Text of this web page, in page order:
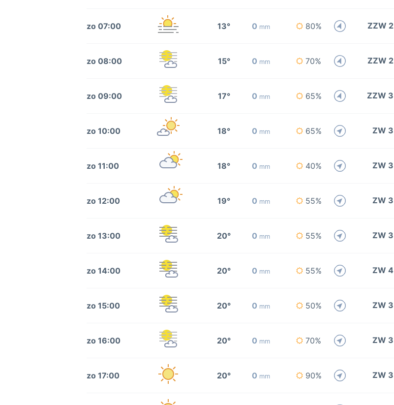
zo 07:00 13° 0 mm 80% ZZW 2
zo 08:00 15° 0 mm 70% ZZW 2
zo 09:00 17° 0 mm 65% ZZW 3
zo 10:00 18° 0 mm 65% ZW 3
zo 11:00 18° 0 mm 40% ZW 3
zo 12:00 19° 0 mm 55% ZW 3
zo 13:00 20° 0 mm 55% ZW 3
zo 14:00 20° 0 mm 55% ZW 4
zo 15:00 20° 0 mm 50% ZW 3
zo 16:00 20° 0 mm 70% ZW 3
zo 17:00 20° 0 mm 90% ZW 3